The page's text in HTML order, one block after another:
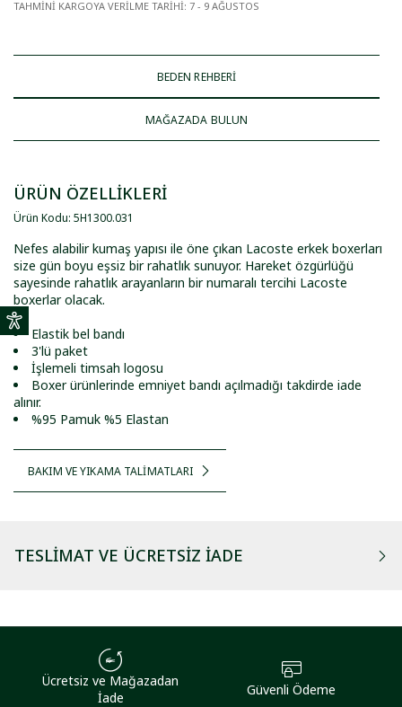
TAHMİNİ KARGOYA VERİLME TARİHİ: 7 - 9 AĞUSTOS
BEDEN REHBERİ
MAĞAZADA BULUN
ÜRÜN ÖZELLİKLERİ
Ürün Kodu: 5H1300.031
Nefes alabilir kumaş yapısı ile öne çıkan Lacoste erkek boxerları
size gün boyu eşsiz bir rahatlık sunuyor. Hareket özgürlüğü
sayesinde rahatlık arayanların bir numaralı tercihi Lacoste
boxerlar olacak.
Elastik bel bandı
3'lü paket
İşlemeli timsah logosu
Boxer ürünlerinde emniyet bandı açılmadığı takdirde iade
alınır.
%95 Pamuk %5 Elastan
BAKIM VE YIKAMA TALİMATLARI
TESLIMAT VE ÜCRETSIZ İADE
Ücretsiz ve Mağazadan
İade
Güvenli Ödeme